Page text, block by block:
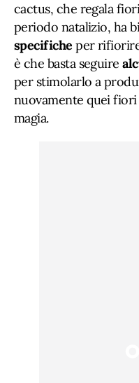
cactus, che regala
periodo natalizio, ha
specifiche per
è che basta seguire
per stimolarlo a
nuovamente quei
magia.